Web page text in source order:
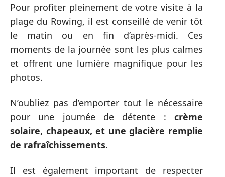
Pour profiter pleinement de votre visite à la
plage du Rowing, il est conseillé de venir tôt
le matin ou en fin d’après-midi. Ces
moments de la journée sont les plus calmes
et offrent une lumière magnifique pour les
photos.
N’oubliez pas d’emporter tout le nécessaire
pour une journée de détente : crème
solaire, chapeaux, et une glacière remplie
de rafraîchissements.
Il est également important de respecter